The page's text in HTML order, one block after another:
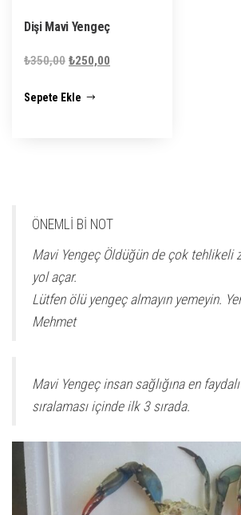
Dişi Mavi Yengeç
₺350,00 Orijinal
₺350,00.
₺250,00
Sepete Ekle
ÖNEMLİ Bİ NOT
Mavi Yengeç Öldüğün de çok tehlikeli
yol açar.
Lütfen ölü yengeç almayın yemeyin.
Mehmet
Mavi Yengeç insan sağlığına en
sıralaması içinde ilk 3 sırada.